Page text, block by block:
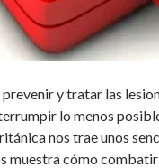
y tratar las
lo menos
nos trae unos
muestra cómo